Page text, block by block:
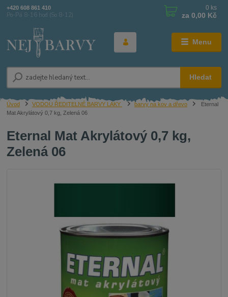
Menu
Hledat
+420 608 861 410
Po-Pá 8-16 hod (So 8-12)
0 ks
za 0,00 Kč
Úvod VODOU ŘEDITELNÉ BARVY LAKY barvy na kov a dřevo
Eternal
Mat Akrylátový 0,7 kg, Zelená 06
Eternal Mat Akrylátový 0,7 kg,
Zelená 06